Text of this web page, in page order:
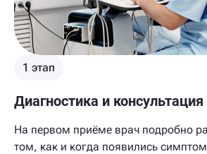
1 этап
Диагностика и консультация
На первом приёме врач подробно
том, как и когда появились